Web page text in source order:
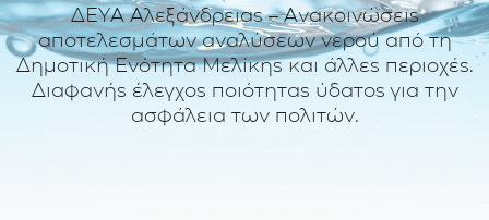
ΔΕΥΑ Αλεξάνδρειας – Ανακοινώσεις
αποτελεσμάτων αναλύσεων νερού από τη
Δημοτική Ενότητα Μελίκης και άλλες περιοχές.
Διαφανής έλεγχος ποιότητας ύδατος για την
ασφάλεια των πολιτών.